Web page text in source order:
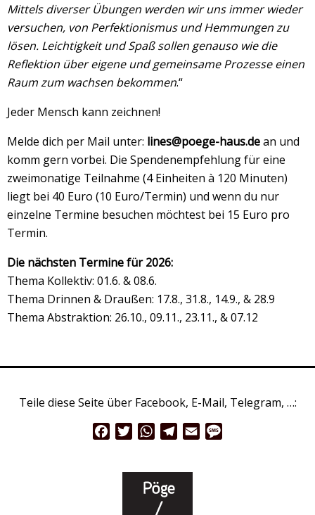
Mittels diverser Übungen werden wir uns immer wieder
versuchen, von Perfektionismus und Hemmungen zu
lösen. Leichtigkeit und Spaß sollen genauso wie die
Reflektion über eigene und gemeinsame Prozesse einen
Raum zum wachsen bekommen.“
Jeder Mensch kann zeichnen!
Melde dich per Mail unter: lines@poege-haus.dean und
komm gern vorbei. Die Spendenempfehlung für eine
zweimonatige Teilnahme (4 Einheiten à 120 Minuten)
liegt bei 40 Euro (10 Euro/Termin) und wenn du nur
einzelne Termine besuchen möchtest bei 15 Euro pro
Termin.
Die nächsten Termine für 2026:
Thema Kollektiv: 01.6. & 08.6.
Thema Drinnen & Draußen: 17.8., 31.8., 14.9., & 28.9
Thema Abstraktion: 26.10., 09.11., 23.11., & 07.12
Teile diese Seite über Facebook, E-Mail, Telegram, …:
FacebookTwitterWhatsApp
Telegram
Email